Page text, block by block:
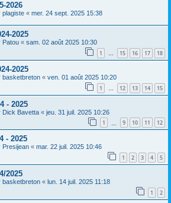
2026
plagiste « mer. 24 sept. 2025 15:38
2025
Patou « sam. 02 août 2025 10:30
1 … 15 16 17 18
2025
basketbreton « ven. 01 août 2025 10:20
1 … 12 13 14 15
- 2025
Dick Bavetta « jeu. 31 juil. 2025 10:26
1 9 10 11 12
- 2025
Presijean « mar. 22 juil. 2025 10:46
1 2 3 4 5
2025
basketbreton « lun. 14 juil. 2025 11:18
1 2